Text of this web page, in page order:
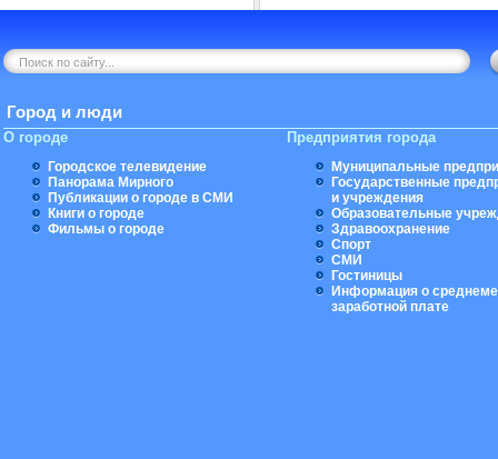
Город и люди
О городе
Городское телевидение
Панорама Мирного
Публикации о городе в СМИ
Книги о городе
Фильмы о городе
Предприятия города
Муниципальные
Государственные
и учреждения
Образовательные
Здравоохранение
Спорт
СМИ
Гостиницы
Информация о
заработной плате